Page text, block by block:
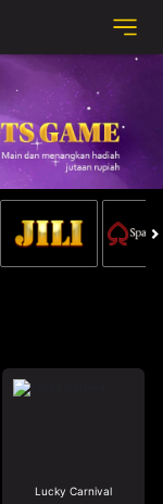
Lucky Carnival